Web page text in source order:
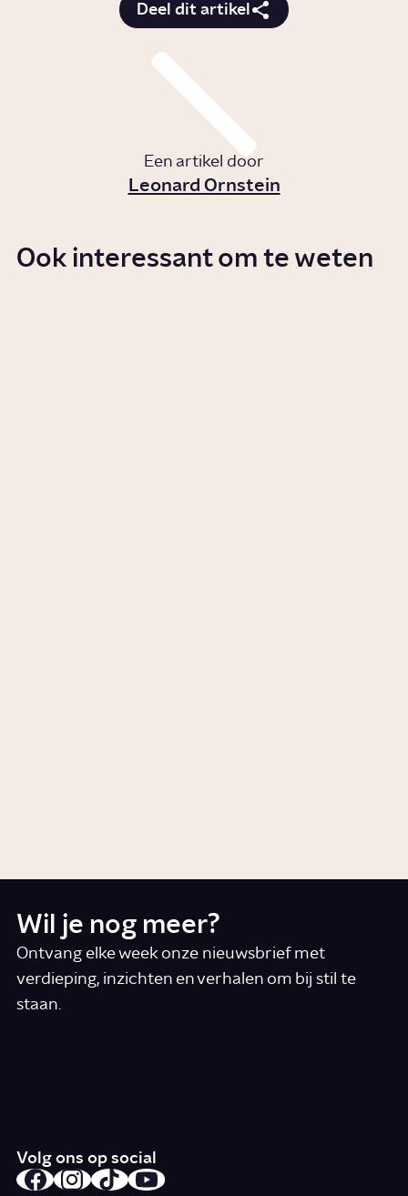
Deel dit artikel
Een artikel door
Leonard Ornstein
Ook interessant om te weten
Wil je nog meer?
Ontvang elke week onze nieuwsbrief met
verdieping, inzichten en verhalen om bij stil te
staan.
Volg ons op social